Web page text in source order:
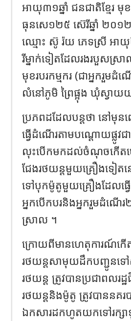
អាយុ៣១ឆ្នាំ ជនជាតិខ្មែរ មុ
ធុនសេ១២៥ ស៊េរីឆ្នាំ ២០១
ឈ្មោះ ស៊ូ រ៉យ ភេទស្រី អាយុ២
រីម្នាក់ទៀតដែលរងរបួសស្រ
មុខរបរកម្មករ (ជាអ្នករួម
លំនៅភូមិ ព្រៃផ្អុង ឃុំស្វាយយ
ប្រភពដដែលបន្ដថា នៅមុន
ធ្វើដំណើរតាមបណ្ដោយផ្លូវ
លុះបើកមកដល់ចំណុចកើតហេ
ជែងរថយន្ដមួយគ្រឿងទៀត
ទៅបុកម៉ូតូមួយគ្រឿងដែលធ្
អ្នកបើកបរនិងអ្នករួមដំណើ
ស្រាល ។
ក្រោយពីមានហេតុការណ៍កើត
រថយន្ដសាមុយដឹកបញ្ជូនទៅសង្
រថយន្ដ ត្រូវបានប្រជាពល
រថយន្ដនិងម៉ូតូ ត្រូវបាននគ
ឯកសារដកហូតយកទៅរក្សាទុ